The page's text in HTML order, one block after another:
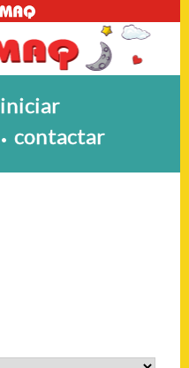
iniciar
• contactar